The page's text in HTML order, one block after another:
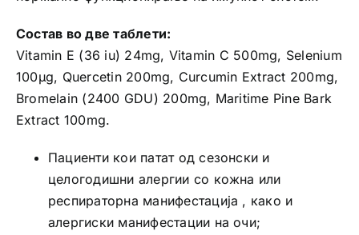
Состав во две таблети:
Vitamin E (36 iu) 24mg, Vitamin C 500mg, Selenium
100μg, Quercetin 200mg, Curcumin Extract 200mg,
Bromelain (2400 GDU) 200mg, Maritime Pine Bark
Extract 100mg.
Пациенти кои патат од сезонски и
целогодишни алергии со кожна или
респираторна манифестација , како и
алергиски манифестации на очи;